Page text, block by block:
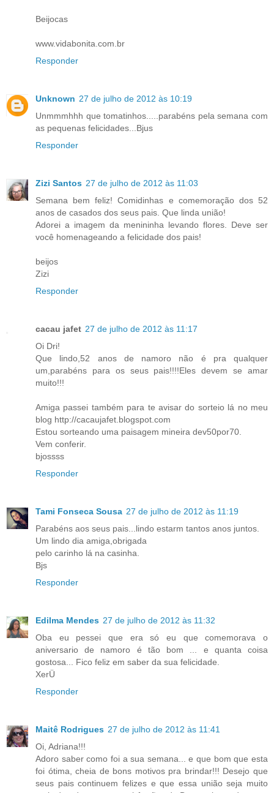
Beijocas
www.vidabonita.com.br
Responder
Unknown 27 de julho de 2012 às 10:19
Unmmmhhh que tomatinhos.....parabéns pela semana com
as pequenas felicidades...Bjus
Responder
Zizi Santos 27 de julho de 2012 às 11:03
Semana bem feliz! Comidinhas e comemoração dos 52
anos de casados dos seus pais. Que linda união!
Adorei a imagem da menininha levando flores. Deve ser
você homenageando a felicidade dos pais!
beijos
Zizi
Responder
cacau jafet 27 de julho de 2012 às 11:17
Oi Dri!
Que lindo,52 anos de namoro não é pra qualquer
um,parabéns para os seus pais!!!!Eles devem se amar
muito!!!
Amiga passei também para te avisar do sorteio lá no meu
blog http://cacaujafet.blogspot.com
Estou sorteando uma paisagem mineira dev50por70.
Vem conferir.
bjossss
Responder
Tami Fonseca Sousa 27 de julho de 2012 às 11:19
Parabéns aos seus pais...lindo estarm tantos anos juntos.
Um lindo dia amiga,obrigada
pelo carinho lá na casinha.
Bjs
Responder
Edilma Mendes 27 de julho de 2012 às 11:32
Oba eu pessei que era só eu que comemorava o
aniversario de namoro é tão bom ... e quanta coisa
gostosa... Fico feliz em saber da sua felicidade.
XerÜ
Responder
Maitê Rodrigues 27 de julho de 2012 às 11:41
Oi, Adriana!!!
Adoro saber como foi a sua semana... e que bom que esta
foi ótima, cheia de bons motivos pra brindar!!! Desejo que
seus pais continuem felizes e que essa união seja muito